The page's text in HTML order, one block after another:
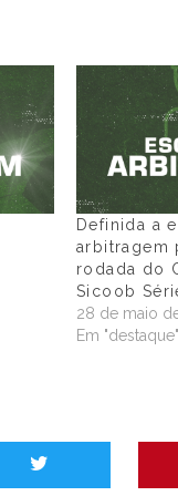
Definida a
arbitragem
rodada do
Sicoob
28 de maio
Em